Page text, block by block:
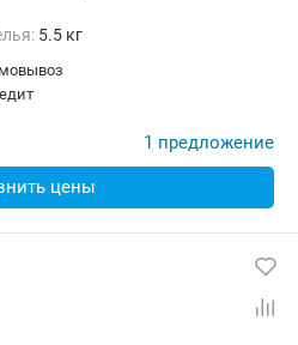
5.5 кг
Возможность дозагрузки белья,
1 предложение
цены